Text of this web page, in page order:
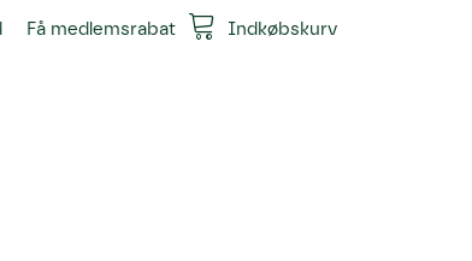
Indkøbskurv
Få medlemsrabat